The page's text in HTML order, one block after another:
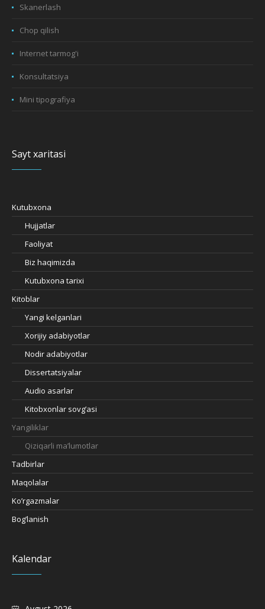
Skanerlash
Chop qilish
Internet tarmog'i
Konsultatsiya
Mini tipografiya
Sayt xaritasi
Kutubxona
Hujjatlar
Faoliyat
Biz haqimizda
Kutubxona tarixi
Kitoblar
Yangi kelganlari
Xorijiy adabiyotlar
Nodir adabiyotlar
Dissertatsiyalar
Audio asarlar
Kitobxonlar sovg’asi
Yangiliklar
Qiziqarli ma’lumotlar
Tadbirlar
Maqolalar
Ko’rgazmalar
Bog’lanish
Kalendar